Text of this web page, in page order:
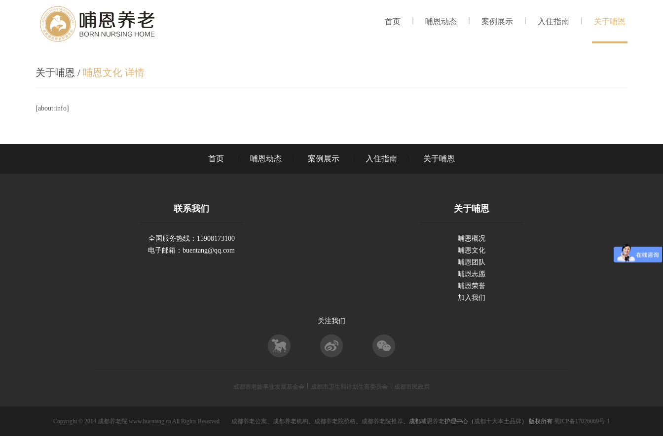
首页 哺恩动态 案例展示 入住指南 关于哺恩
关于哺恩 / 哺恩文化 详情
[about:info]
首页 哺恩动态 案例展示 入住指南 关于哺恩
联系我们
全国服务热线：15908173100
电子邮箱：buentang@qq.com
关于哺恩
哺恩概况
哺恩文化
哺恩团队
哺恩志愿
哺恩荣誉
加入我们
关注我们
成都市老龄事业发展基金会 成都市卫生和计划生育委员会 成都市民政局
Copyright © 2014 成都养老院 www.buentang.cn All Rights Reserved 成都养老公寓、 成都养老机构、 成都养老院价格、 成都养老院推荐、成都哺恩养老护理中心（ 成都十大本土品牌 ） 版权所有 蜀ICP备17026069号-1